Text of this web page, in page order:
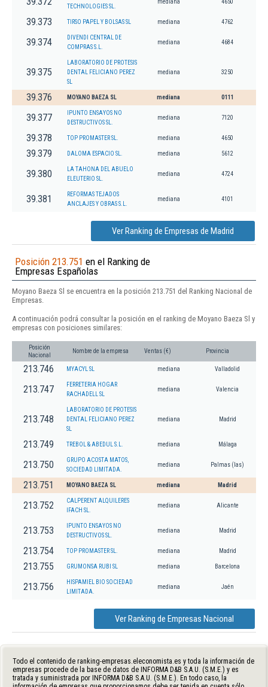
TECHNOLOGIES SL.
mediana 4650
39.373 TIRSO PAPEL Y BOLSAS SL mediana 4762
39.374
DIVENDI CENTRAL DE
COMPRAS S.L.
mediana 4684
39.375
LABORATORIO DE PROTESIS
DENTAL FELICIANO PEREZ
SL
mediana 3250
39.376 MOYANO BAEZA SL mediana 0111
39.377
IPUNTO ENSAYOS NO
DESTRUCTIVOS SL.
mediana 7120
39.378 TOP PROMASTER SL. mediana 4650
39.379 DALOMA ESPACIO SL. mediana 5612
39.380
LA TAHONA DEL ABUELO
ELEUTERIO SL.
mediana 4724
39.381
REFORMAS TEJADOS
ANCLAJES Y OBRAS S.L.
mediana 4101
Ver Ranking de Empresas de Madrid
Posición 213.751 en el Ranking de
Empresas Españolas
Moyano Baeza Sl se encuentra en la posición 213.751 del Ranking Nacional de
Empresas.
A continuación podrá consultar la posición en el ranking de Moyano Baeza Sl y
empresas con posiciones similares:
Posición
Nacional
Nombre de la empresa Ventas (€) Provincia
213.746 MYACYL SL mediana Valladolid
213.747
FERRETERIA HOGAR
RACHADELL SL
mediana Valencia
213.748
LABORATORIO DE PROTESIS
DENTAL FELICIANO PEREZ
SL
mediana Madrid
213.749 TREBOL & ABEDUL S.L. mediana Málaga
213.750
GRUPO ACOSTA MATOS,
SOCIEDAD LIMITADA.
mediana Palmas (las)
213.751 MOYANO BAEZA SL mediana Madrid
213.752
CALPERENT ALQUILERES
IFACH SL.
mediana Alicante
213.753
IPUNTO ENSAYOS NO
DESTRUCTIVOS SL.
mediana Madrid
213.754 TOP PROMASTER SL. mediana Madrid
213.755 GRUMONSA RUBI SL mediana Barcelona
213.756
HISPAMIEL BIO SOCIEDAD
LIMITADA.
mediana Jaén
Ver Ranking de Empresas Nacional
Todo el contenido de ranking-empresas.eleconomista.es y toda la información de
empresas procede de la base de datos de INFORMA D&B S.A.U. (S.M.E.) y es
tratada y suministrada por INFORMA D&B S.A.U. (S.M.E.). En todo caso, la